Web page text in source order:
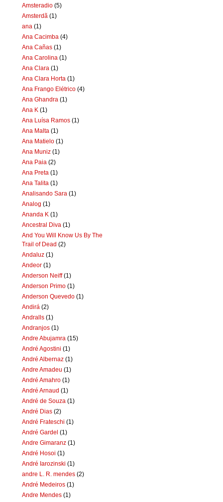
Amsteradio (5)
Amsterdã (1)
ana (1)
Ana Cacimba (4)
Ana Cañas (1)
Ana Carolina (1)
Ana Clara (1)
Ana Clara Horta (1)
Ana Frango Elétrico (4)
Ana Ghandra (1)
Ana K (1)
Ana Luísa Ramos (1)
Ana Malta (1)
Ana Matielo (1)
Ana Muniz (1)
Ana Paia (2)
Ana Preta (1)
Ana Talita (1)
Analisando Sara (1)
Analog (1)
Ananda K (1)
Ancestral Diva (1)
And You Will Know Us By The
Trail of Dead (2)
Andaluz (1)
Andeor (1)
Anderson Neiff (1)
Anderson Primo (1)
Anderson Quevedo (1)
Andirá (2)
Andralls (1)
Andranjos (1)
Andre Abujamra (15)
André Agostini (1)
André Albernaz (1)
Andre Amadeu (1)
André Amahro (1)
André Arnaud (1)
André de Souza (1)
André Dias (2)
André Frateschi (1)
André Gardel (1)
Andre Gimaranz (1)
André Hosoi (1)
André Iarozinski (1)
andre L. R. mendes (2)
André Medeiros (1)
Andre Mendes (1)